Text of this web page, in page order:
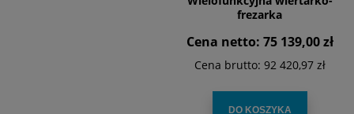
frezarka
Cena netto: 75 139,00 zł
Cena brutto: 92 420,97 zł
DO KOSZYKA